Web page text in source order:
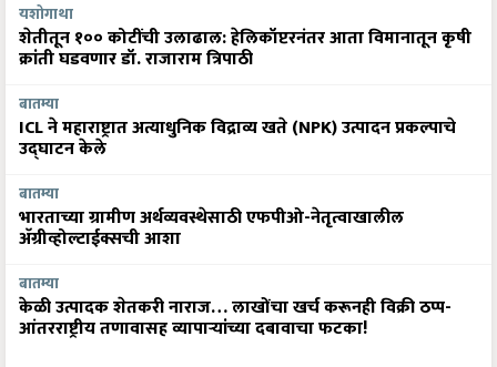
यशोगाथा
शेतीतून १०० कोटींची उलाढाल: हेलिकॉप्टरनंतर आता विमानातून कृषी
क्रांती घडवणार डॉ. राजाराम त्रिपाठी
बातम्या
ICL ने महाराष्ट्रात अत्याधुनिक विद्राव्य खते (NPK) उत्पादन प्रकल्पाचे
उद्घाटन केले
बातम्या
भारताच्या ग्रामीण अर्थव्यवस्थेसाठी एफपीओ-नेतृत्वाखालील
अ‍ॅग्रीव्होल्टाईक्सची आशा
बातम्या
केळी उत्पादक शेतकरी नाराज… लाखोंचा खर्च करूनही विक्री ठप्प-
आंतरराष्ट्रीय तणावासह व्यापाऱ्यांच्या दबावाचा फटका!